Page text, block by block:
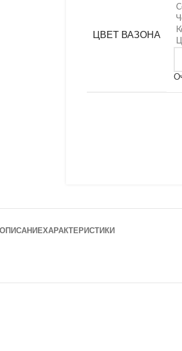
ЦВЕТ ВАЗОНА
ОПИСАНИЕХАРАКТЕРИСТИКИ